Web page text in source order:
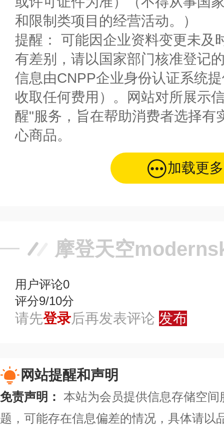
和限制类项目的经营活动。）
提醒： 可能因企业资料变更未及
有差别，请以国家部门核准登记
信息由CNPP企业身份认证系统
收取任何费用）。网站对所展示
醒"服务，旨在帮助消费者选择有
心商品。
加载更多
摩登天空
用户评论0
评分9/10分
请先登录后再发表评论 发布
网站提醒和声明
免责声明： 本站为会员提供信息存储空
题，可能存在信息偏差的情况，具体请以